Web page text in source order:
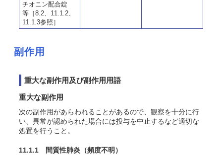
チオニン配合錠
等［8.2、11.1.2、
11.1.3参照］
副作用
重大な副作用及び副作用用語
重大な副作用
次の副作用があらわれることがあるので、観察を十分に行
い、異常が認められた場合には投与を中止するなど適切な
処置を行うこと。
11.1.1 間質性肺炎 （頻度不明）